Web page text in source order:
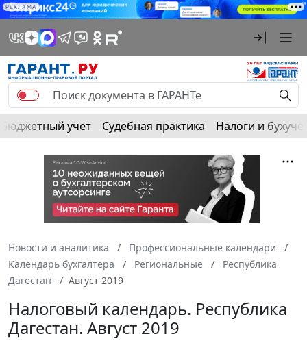
РЕКЛАМА
Бюджетный учет Судебная практика Налоги и
Новости и аналитика
Профессиональные календари
Календарь бухгалтера
Региональные
Республика
Дагестан
Август 2019
Налоговый календарь. Республика
Дагестан. Август 2019